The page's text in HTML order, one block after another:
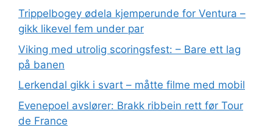
Trippelbogey ødela kjemperunde for Ventura –
gikk likevel fem under par
Viking med utrolig scoringsfest: – Bare ett lag
på banen
Lerkendal gikk i svart – måtte filme med mobil
Evenepoel avslører: Brakk ribbein rett før Tour
de France